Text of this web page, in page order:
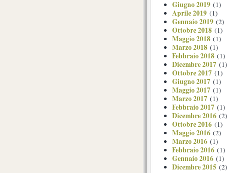
Giugno 2019 (1)
Aprile 2019 (1)
Gennaio 2019 (2)
Ottobre 2018 (1)
Maggio 2018 (1)
Marzo 2018 (1)
Febbraio 2018 (1)
Dicembre 2017 (1)
Ottobre 2017 (1)
Giugno 2017 (1)
Maggio 2017 (1)
Marzo 2017 (1)
Febbraio 2017 (1)
Dicembre 2016 (2)
Ottobre 2016 (1)
Maggio 2016 (2)
Marzo 2016 (1)
Febbraio 2016 (1)
Gennaio 2016 (1)
Dicembre 2015 (2)